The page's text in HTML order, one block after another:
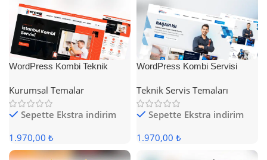
WordPress Kombi Teknik
Kurumsal Temalar
Sepette Ekstra indirim
1.970,00 ₺
WordPress Kombi Servisi
Teknik Servis Temaları
Sepette Ekstra indirim
1.970,00 ₺